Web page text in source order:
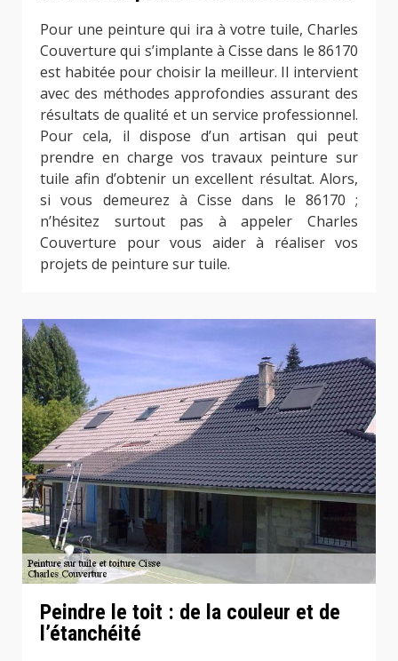
Pour une peinture qui ira à votre tuile, Charles
Couverture qui s’implante à Cisse dans le 86170
est habitée pour choisir la meilleur. Il intervient
avec des méthodes approfondies assurant des
résultats de qualité et un service professionnel.
Pour cela, il dispose d’un artisan qui peut
prendre en charge vos travaux peinture sur
tuile afin d’obtenir un excellent résultat. Alors,
si vous demeurez à Cisse dans le 86170 ;
n’hésitez surtout pas à appeler Charles
Couverture pour vous aider à réaliser vos
projets de peinture sur tuile.
Peindre le toit : de la couleur et de
l’étanchéité